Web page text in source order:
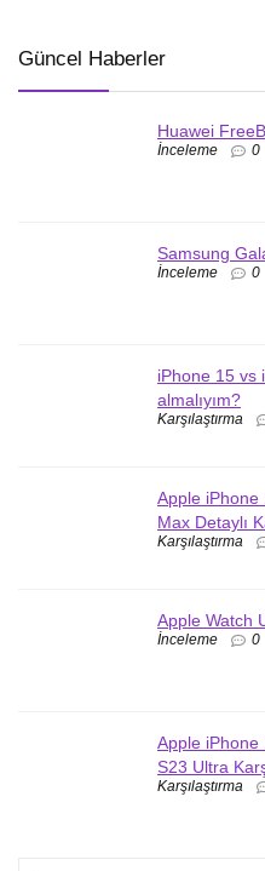
Güncel Haberler
Huawei
İnceleme 0
Samsung
İnceleme 0
iPhone 15 vs
almalıyım?
Karşılaştırma
Apple iPhone
Max Detaylı
Karşılaştırma
Apple Watch
İnceleme 0
Apple iPhone
S23 Ultra
Karşılaştırma